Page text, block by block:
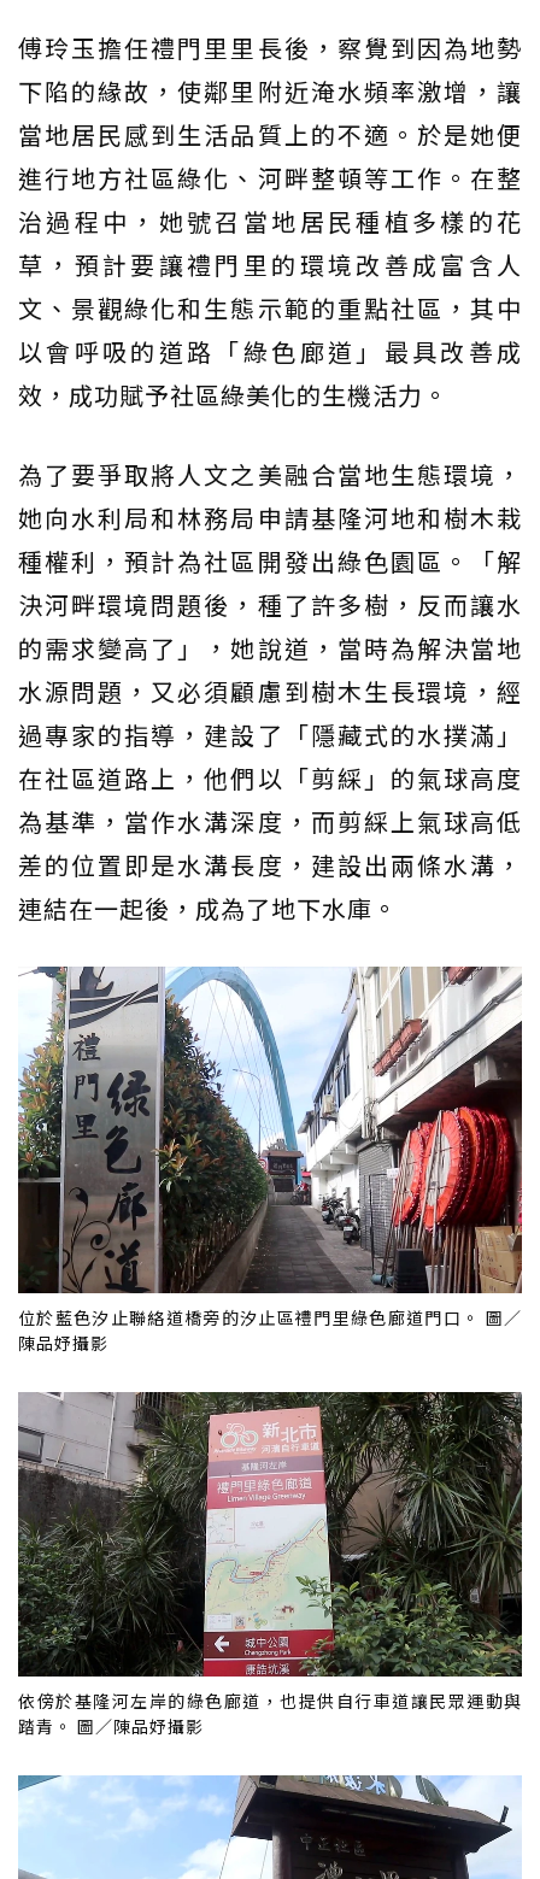
傅玲玉擔任禮門里里長後，察覺到因為地勢
下陷的緣故，使鄰里附近淹水頻率激增，讓
當地居民感到生活品質上的不適。於是她便
進行地方社區綠化、河畔整頓等工作。在整
治過程中，她號召當地居民種植多樣的花
草，預計要讓禮門里的環境改善成富含人
文、景觀綠化和生態示範的重點社區，其中
以會呼吸的道路「綠色廊道」最具改善成
效，成功賦予社區綠美化的生機活力。
為了要爭取將人文之美融合當地生態環境，
她向水利局和林務局申請基隆河地和樹木栽
種權利，預計為社區開發出綠色園區。「解
決河畔環境問題後，種了許多樹，反而讓水
的需求變高了」，她說道，當時為解決當地
水源問題，又必須顧慮到樹木生長環境，經
過專家的指導，建設了「隱藏式的水撲滿」
在社區道路上，他們以「剪綵」的氣球高度
為基準，當作水溝深度，而剪綵上氣球高低
差的位置即是水溝長度，建設出兩條水溝，
連結在一起後，成為了地下水庫。
位於藍色汐止聯絡道橋旁的汐止區禮門里綠色廊道門口。 圖／
陳品妤攝影
依傍於基隆河左岸的綠色廊道，也提供自行車道讓民眾運動與
踏青。 圖／陳品妤攝影